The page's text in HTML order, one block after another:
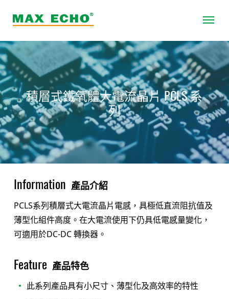
積層式鐵氧體大電流晶片 PCLS 系
列
Information 產品介紹
PCLS系列積層式大電流晶片電感，具極低直流阻抗值及
薄型化組件高度。在大電流使用下仍具低電感量變化，
可適用於DC-DC 轉換器。
Feature 產品特色
此系列產品具有小尺寸、薄型化及高效率的特性